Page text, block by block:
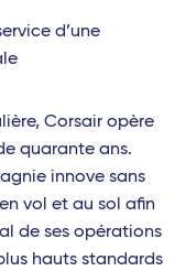
d’une
Corsair opère
quarante ans.
innove sans
vol et au sol afin
de ses opérations
hauts standards